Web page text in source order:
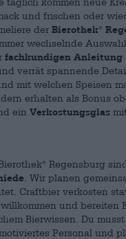
und frischen oder
der Bierothek ®
wechselnde
fachkundigen Anleitung
verrät spannende
mit welchen Speisen
erhalten als Bonus
ein Verkostungsglas
® Regensburg
. Wir planen
Craftbier verkosten
und bereiten
Bierwissen. Du
Personal und